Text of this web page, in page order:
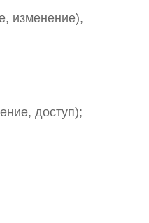
изменение),
доступ);